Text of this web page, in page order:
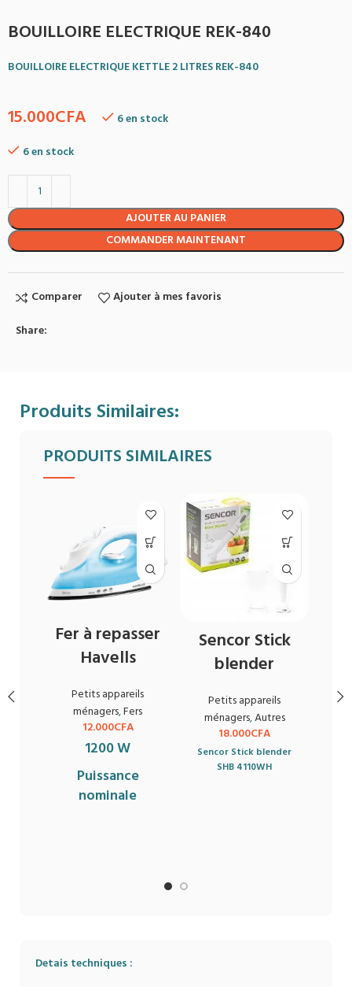
BOUILLOIRE ELECTRIQUE REK-840
BOUILLOIRE ELECTRIQUE KETTLE 2 LITRES REK-840
15.000CFA
6 en stock
6 en stock
AJOUTER AU PANIER
COMMANDER MAINTENANT
Comparer
Ajouter à mes favoris
Share:
Detais techniques :
Produits Similaires:
PRODUITS SIMILAIRES
Fer à repasser
Havells
Petits appareils
ménagers,Fers
12.000CFA
1200 W
Puissance
nominale
contre la surchauffe
Sencor Stick
blender
Petits appareils
ménagers,Autres
18.000CFA
Sencor Stick blender
SHB 4110WH